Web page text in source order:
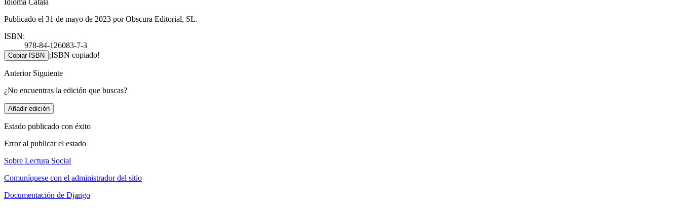
Publicado el 31 de mayo de 2023 por Obscura Editorial, SL.
ISBN:
978-84-126083-7-3
Copiar ISBN ¡ISBN copiado!
Anterior Siguiente
¿No encuentras la edición que buscas?
Añadir edición
Estado publicado con éxito
Error al publicar el estado
Sobre Lectura Social
Comuníquese con el administrador del sitio
Documentación de Django